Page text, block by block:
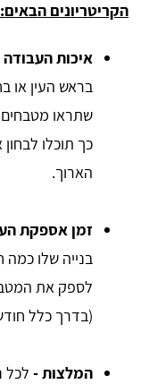
הקריטריונים הבאים:
איכות
בראש העין או
שתראו מטבחים
כך תוכלו
הארוך.
זמן אספקת
בנייה שלו כמה
לספק את
(בדרך כלל
המלצות - לכל